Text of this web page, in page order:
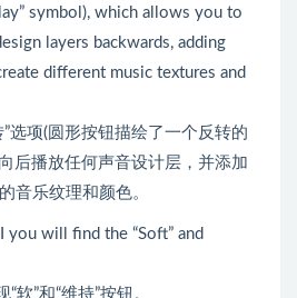
symbol), which allows you to
layers backwards, adding
different music textures and
选项(圆形按钮描绘了一个反转的
后播放任何声音设计层，并添加
音乐纹理和颜色。
you will find the “Soft” and
软”和“维持”按钮。